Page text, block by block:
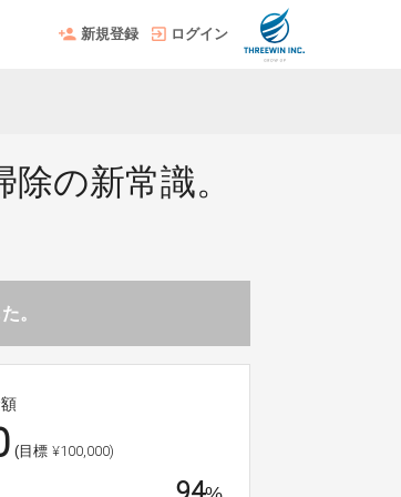
新規登録 ログイン
の新常識。
。
(目標 ¥100,000)
94